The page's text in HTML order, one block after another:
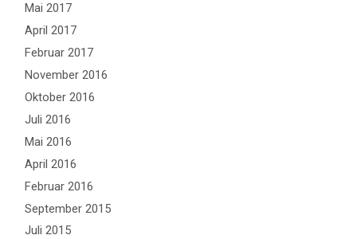
Mai 2017
April 2017
Februar 2017
November 2016
Oktober 2016
Juli 2016
Mai 2016
April 2016
Februar 2016
September 2015
Juli 2015